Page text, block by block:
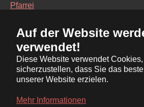
Auf der Website
verwendet!
Diese Website verwendet
sicherzustellen, dass Sie das
unserer Website erzielen.
Mehr Informationen
Pfarrei
Vereine
Interaktive Karte
Bürgerservice Online
Ratsinformationssystem